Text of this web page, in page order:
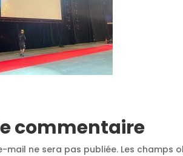
commentaire
mail ne sera pas publiée. Les champs